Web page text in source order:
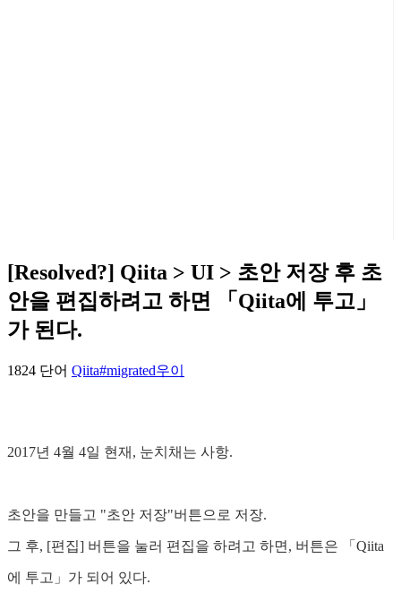
[Resolved?] Qiita > UI > 초안 저장 후 초
안을 편집하려고 하면 「Qiita에 투고」
가 된다.
1824 단어 Qiita#migrated우이
2017년 4월 4일 현재, 눈치채는 사항.
초안을 만들고 "초안 저장"버튼으로 저장.
그 후, [편집] 버튼을 눌러 편집을 하려고 하면, 버튼은 「Qiita
에 투고」가 되어 있다.